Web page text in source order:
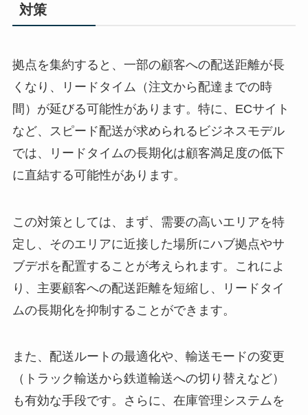
対策
拠点を集約すると、一部の顧客への配送距離が長
くなり、リードタイム（注文から配達までの時
間）が延びる可能性があります。特に、ECサイト
など、スピード配送が求められるビジネスモデル
では、リードタイムの長期化は顧客満足度の低下
に直結する可能性があります。
この対策としては、まず、需要の高いエリアを特
定し、そのエリアに近接した場所にハブ拠点やサ
ブデポを配置することが考えられます。これによ
り、主要顧客への配送距離を短縮し、リードタイ
ムの長期化を抑制することができます。
また、配送ルートの最適化や、輸送モードの変更
（トラック輸送から鉄道輸送への切り替えなど）
も有効な手段です。さらに、在庫管理システムを